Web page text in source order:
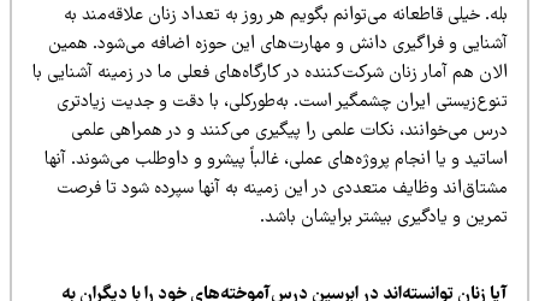
خیلی قاطعانه می‌توانم بگویم هر روز به تعداد زنان علاقه‌مند به
و فراگیری دانش و مهارت‌های این حوزه اضافه می‌شود. همین
هم آمار زنان شرکت‌کننده در کارگاه‌های فعلی ما در زمینه آشنایی با
ایران چشمگیر است. به‌طورکلی، با دقت و جدیت زیادتری
می‌خوانند، نکات علمی‌ را پیگیری می‌کنند و در همراهی علمی
و یا انجام پروژه‌های عملی، غالباً پیشرو و داوطلب می‌شوند. آنها
وظایف متعددی در این زمینه به آنها سپرده شود تا فرصت
و یادگیری بیشتر برایشان باشد.
زنان توانسته‌اند در ابرسین درس‌آموخته‌های خود را با دیگران به